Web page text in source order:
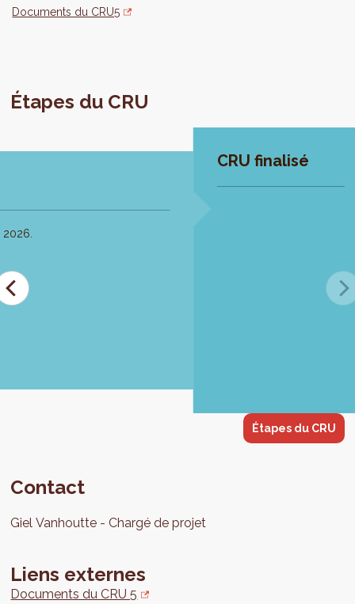
Documents du CRU5
Étapes du CRU
2026.
CRU finalisé
Étapes du CRU
Contact
Giel Vanhoutte Chargé de projet
Liens externes
Documents du CRU 5